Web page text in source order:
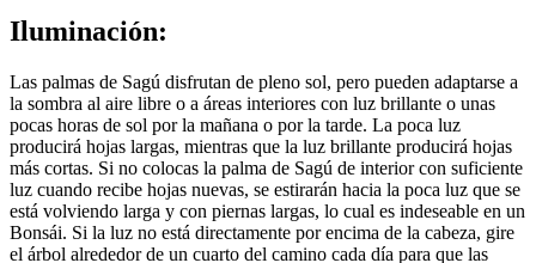
Iluminación:
Las palmas de Sagú disfrutan de pleno sol, pero pueden adaptarse a
la sombra al aire libre o a áreas interiores con luz brillante o unas
pocas horas de sol por la mañana o por la tarde. La poca luz
producirá hojas largas, mientras que la luz brillante producirá hojas
más cortas. Si no colocas la palma de Sagú de interior con suficiente
luz cuando recibe hojas nuevas, se estirarán hacia la poca luz que se
está volviendo larga y con piernas largas, lo cual es indeseable en un
Bonsái. Si la luz no está directamente por encima de la cabeza, gire
el árbol alrededor de un cuarto del camino cada día para que las